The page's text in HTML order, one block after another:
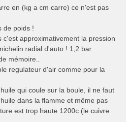
en (kg a cm carre) ce n'est pas
de poids !
c'est approximativement la pression
radial d'auto ! 1,2 bar
mémoire..
regulateur d'air comme pour la
qui coule sur la boule, il ne faut
dans la flamme et même pas
est trop haute 1200c (le cuivre